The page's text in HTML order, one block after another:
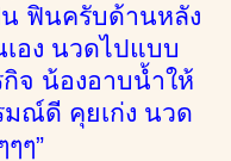
ฟินครับด้านหลัง
อง นวดไปแบบ
จ น้องอาบน้ำให้
ณ์ดี คุยเก่ง นวด
ๆ”